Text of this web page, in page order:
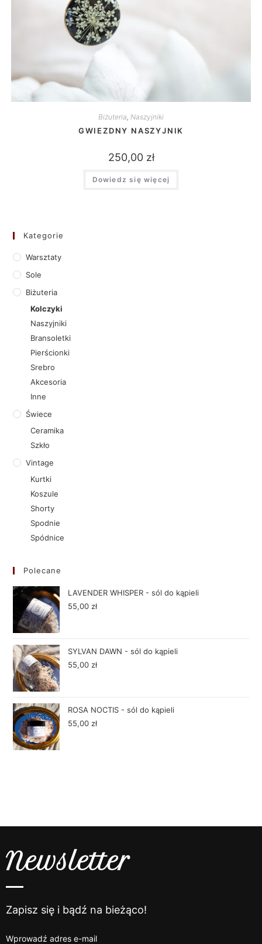
Biżuteria, Naszyjniki
GWIEZDNY NASZYJNIK
250,00 zł
Dowiedz się więcej
Kategorie
Warsztaty
Sole
Biżuteria
Kolczyki
Naszyjniki
Bransoletki
Pierścionki
Srebro
Akcesoria
Inne
Świece
Ceramika
Szkło
Vintage
Kurtki
Koszule
Shorty
Spodnie
Spódnice
Polecane
LAVENDER WHISPER - sól do kąpieli
55,00 zł
SYLVAN DAWN - sól do kąpieli
55,00 zł
ROSA NOCTIS - sól do kąpieli
55,00 zł
Newsletter
Zapisz się i bądź na bieżąco!
Wprowadź adres e-mail